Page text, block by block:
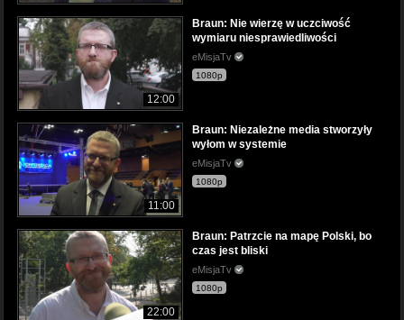
12:00
Braun: Nie wierzę w uczciwość
wymiaru niesprawiedliwości
eMisjaTv
1080p
11:00
Braun: Niezależne media stworzyły
wyłom w systemie
eMisjaTv
1080p
22:00
Braun: Patrzcie na mapę Polski, bo
czas jest bliski
eMisjaTv
1080p